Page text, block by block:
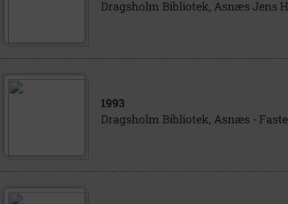
Dragsholm Bibliotek, Asnæs Jens
1993
Dragsholm Bibliotek, Asnæs -